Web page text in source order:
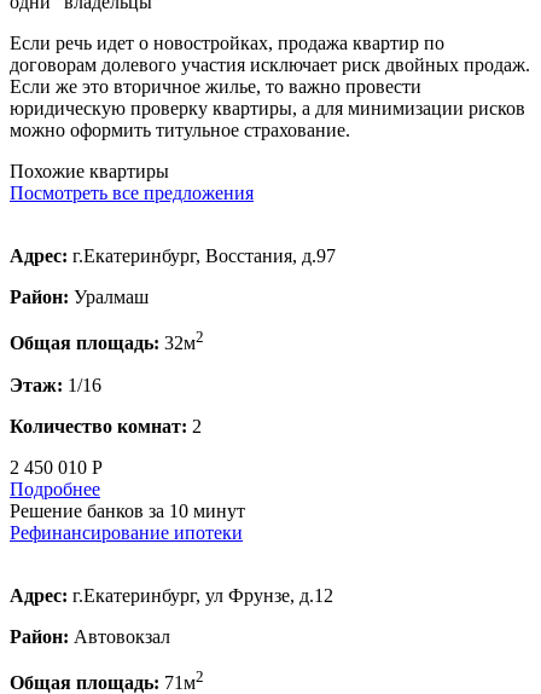
Если речь идет о новостройках, продажа квартир по
договорам долевого участия исключает риск двойных продаж.
Если же это вторичное жилье, то важно провести
юридическую проверку квартиры, а для минимизации рисков
можно оформить титульное страхование.
Похожие квартиры
Посмотреть все предложения
Адрес: г.Екатеринбург, Восстания, д.97
Район: Уралмаш
Общая площадь: 32м2
Этаж: 1/16
Количество комнат: 2
2 450 010 Р
Подробнее
Решение банков за 10 минут
Рефинансирование ипотеки
Адрес: г.Екатеринбург, ул Фрунзе, д.12
Район: Автовокзал
Общая площадь: 71м2